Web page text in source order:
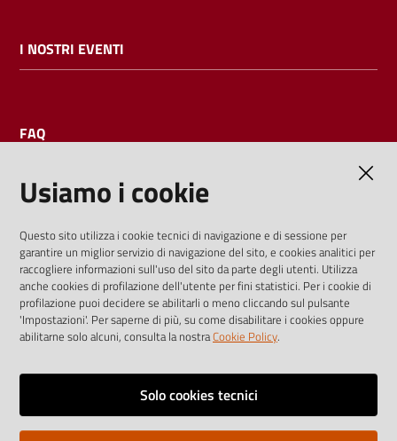
I NOSTRI EVENTI
FAQ
I dati personali pubblicati sono riutilizzabili solo alle condizioni
previste dalla direttiva comunitaria 2003/98/CE e dal d.lgs.
36/2006
Vai alla pagina
Note legali
Usiamo i cookie
Questo sito utilizza i cookie tecnici di navigazione e di sessione per
garantire un miglior servizio di navigazione del sito, e cookies analitici per
raccogliere informazioni sull'uso del sito da parte degli utenti. Utilizza
anche cookies di profilazione dell'utente per fini statistici. Per i cookie di
profilazione puoi decidere se abilitarli o meno cliccando sul pulsante
'Impostazioni'. Per saperne di più, su come disabilitare i cookies oppure
abilitarne solo alcuni, consulta la nostraCookie Policy.
Solo cookies tecnici